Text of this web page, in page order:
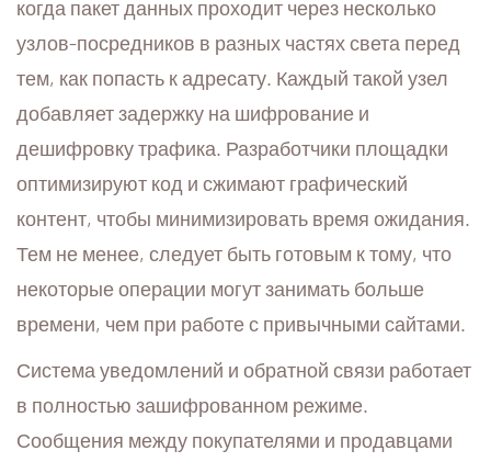
когда пакет данных проходит через несколько
узлов-посредников в разных частях света перед
тем, как попасть к адресату. Каждый такой узел
добавляет задержку на шифрование и
дешифровку трафика. Разработчики площадки
оптимизируют код и сжимают графический
контент, чтобы минимизировать время ожидания.
Тем не менее, следует быть готовым к тому, что
некоторые операции могут занимать больше
времени, чем при работе с привычными сайтами.
Система уведомлений и обратной связи работает
в полностью зашифрованном режиме.
Сообщения между покупателями и продавцами